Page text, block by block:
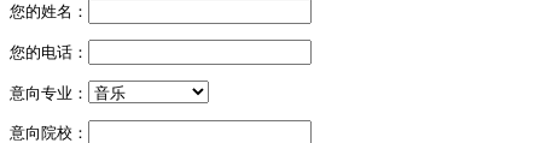
您的姓名：
您的电话：
意向专业：
意向院校：